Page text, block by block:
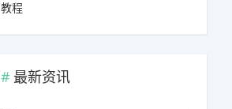
教程
最新资讯